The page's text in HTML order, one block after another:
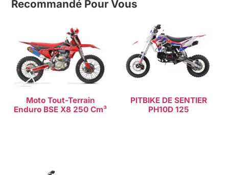
Recommandé Pour Vous
Moto Tout-Terrain
Enduro BSE X8 250 Cm³
PITBIKE DE SENTIER
PH10D 125